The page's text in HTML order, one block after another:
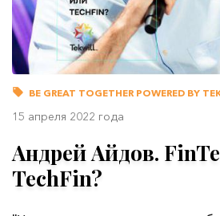
BE GREAT TOGETHER POWERED BY
15 апреля 2022 года
Андрей Айдов.
TechFin?